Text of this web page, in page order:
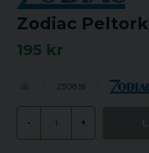
Zodiac
195 kr
Z50818
- +